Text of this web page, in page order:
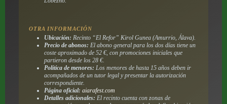
OTRA INFORMACIÓN
Ubicación: Recinto “El Refor” Kirol Gunea (Amurrio, Álava).
Precio de abonos: El abono general para los dos días tiene un
coste aproximado de 52 €, con promociones iniciales que
partieron desde los 28 €.
Política de menores: Los menores de hasta 15 años deben ir
acompañados de un tutor legal y presentar la autorización
correspondiente.
Página oficial: aiarafest.com
Detalles adicionales: El recinto cuenta con zonas de